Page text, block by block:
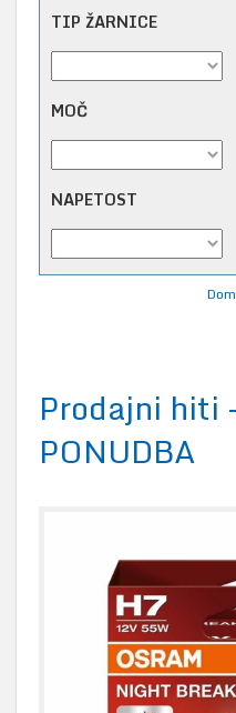
TIP ŽARNICE
MOČ
NAPETOST
Prodajni hiti
PONUDBA